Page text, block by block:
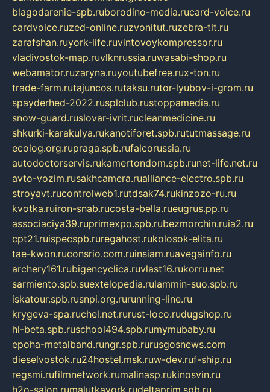
blagodarenie-spb.ruborodino-media.rucard-voice.ru
cardvoice.ruzed-online.ruzvonitut.ruzebra-tlt.ru
zarafshan.ruyork-life.ruvintovoykompressor.ru
vladivostok-map.ruvlknrussia.ruwasabi-shop.ru
webamator.ruzaryna.ruyoutubefree.rux-ton.ru
trade-farm.rutajuncos.rutaksu.rutor-lyubov-i-grom.ru
spayderhed-2022.rusplclub.rustoppamedia.ru
snow-guard.ruslovar-ivrit.rucleanmedicine.ru
shkurki-karakulya.rukanotiforet.spb.rututmassage.ru
ecolog.org.rupraga.spb.rufalcorussia.ru
autodoctorservis.rukamertondom.spb.runet-life.net.ru
avto-vozim.rusakhcamera.rualliance-electro.spb.ru
stroyavt.rucontrolweb1.rutdsak74.rukinzozo-ru.ru
kvotka.ruiron-snab.rucosta-bella.rueugrus.pp.ru
associaciya39.ruprimexpo.spb.rubezmorchin.ruia2.ru
cpt21.ruispecspb.ruregahost.rukolosok-elita.ru
tae-kwon.ruconsrio.com.ruinsiam.ruavegainfo.ru
archery161.rubigencyclica.ruvlast16.rukorru.net
sarmiento.spb.suextelopedia.rulammin-suo.spb.ru
iskatour.spb.rusnpi.org.rurunning-line.ru
krygeva-spa.ruchel.net.rurust-loco.rudugshop.ru
hl-beta.spb.ruschool494.spb.rumymubaby.ru
epoha-metalband.rungr.spb.rurusgosnews.com
dieselvostok.ru24hostel.msk.ruw-dev.ruf-ship.ru
regsmi.rufilmnetwork.rumalinasp.rukinosvin.ru
h2o-salon.rumalutkayork.rudeltaprim.spb.ru